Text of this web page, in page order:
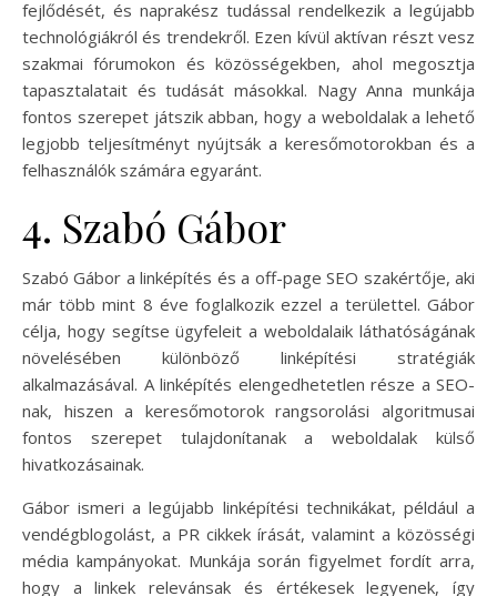
fejlődését, és naprakész tudással rendelkezik a legújabb
technológiákról és trendekről. Ezen kívül aktívan részt vesz
szakmai fórumokon és közösségekben, ahol megosztja
tapasztalatait és tudását másokkal. Nagy Anna munkája
fontos szerepet játszik abban, hogy a weboldalak a lehető
legjobb teljesítményt nyújtsák a keresőmotorokban és a
felhasználók számára egyaránt.
4. Szabó Gábor
Szabó Gábor a linképítés és a off-page SEO szakértője, aki
már több mint 8 éve foglalkozik ezzel a területtel. Gábor
célja, hogy segítse ügyfeleit a weboldalaik láthatóságának
növelésében különböző linképítési stratégiák
alkalmazásával. A linképítés elengedhetetlen része a SEO-
nak, hiszen a keresőmotorok rangsorolási algoritmusai
fontos szerepet tulajdonítanak a weboldalak külső
hivatkozásainak.
Gábor ismeri a legújabb linképítési technikákat, például a
vendégblogolást, a PR cikkek írását, valamint a közösségi
média kampányokat. Munkája során figyelmet fordít arra,
hogy a linkek relevánsak és értékesek legyenek, így